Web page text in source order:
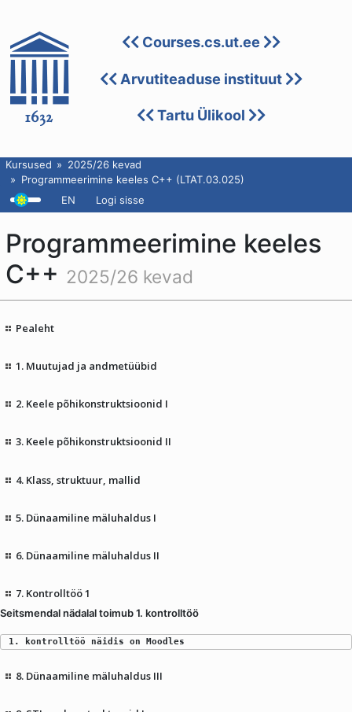
Courses.cs.ut.ee
Arvutiteaduse instituut
Tartu Ülikool
Kursused
2025/26 kevad
Programmeerimine keeles C++ (LTAT.03.025)
EN
Logi sisse
Programmeerimine keeles
C++ 2025/26 kevad
Pealeht
1. Muutujad ja andmetüübid
2. Keele põhikonstruktsioonid I
3. Keele põhikonstruktsioonid II
4. Klass, struktuur, mallid
5. Dünaamiline mäluhaldus I
6. Dünaamiline mäluhaldus II
7. Kontrolltöö 1
Seitsmendal nädalal toimub 1. kontrolltöö
1. kontrolltöö näidis on Moodles
8. Dünaamiline mäluhaldus III